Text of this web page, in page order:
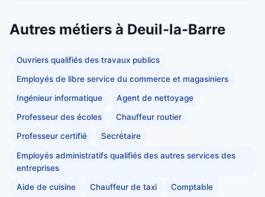
Autres métiers à Deuil-la-Barre
Ouvriers qualifiés des travaux publics
Employés de libre service du commerce et magasiniers
Ingénieur informatique Agent de nettoyage
Professeur des écoles Chauffeur routier
Professeur certifié Secrétaire
Employés administratifs qualifiés des autres services des
entreprises
Aide de cuisine Chauffeur de taxi Comptable